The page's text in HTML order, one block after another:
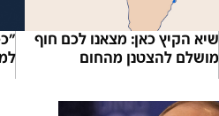
שיא הקיץ כאן: מצאנו לכם חוף
מושלם להצטנן מהחום